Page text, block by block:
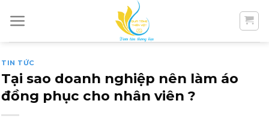
TIN TỨC
Tại sao doanh nghiệp nên làm áo
đồng phục cho nhân viên ?